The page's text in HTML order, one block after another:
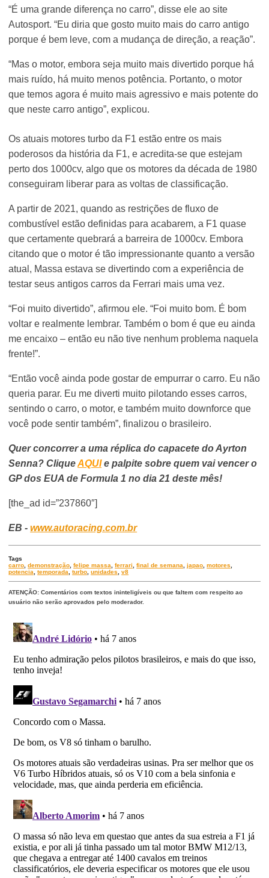
“É uma grande diferença no carro”, disse ele ao site
Autosport. “Eu diria que gosto muito mais do carro antigo
porque é bem leve, com a mudança de direção, a reação”.
“Mas o motor, embora seja muito mais divertido porque há
mais ruído, há muito menos potência. Portanto, o motor
que temos agora é muito mais agressivo e mais potente do
que neste carro antigo”, explicou.
Os atuais motores turbo da F1 estão entre os mais
poderosos da história da F1, e acredita-se que estejam
perto dos 1000cv, algo que os motores da década de 1980
conseguiram liberar para as voltas de classificação.
A partir de 2021, quando as restrições de fluxo de
combustível estão definidas para acabarem, a F1 quase
que certamente quebrará a barreira de 1000cv. Embora
citando que o motor é tão impressionante quanto a versão
atual, Massa estava se divertindo com a experiência de
testar seus antigos carros da Ferrari mais uma vez.
“Foi muito divertido”, afirmou ele. “Foi muito bom. É bom
voltar e realmente lembrar. Também o bom é que eu ainda
me encaixo – então eu não tive nenhum problema naquela
frente!”.
“Então você ainda pode gostar de empurrar o carro. Eu não
queria parar. Eu me diverti muito pilotando esses carros,
sentindo o carro, o motor, e também muito downforce que
você pode sentir também”, finalizou o brasileiro.
Quer concorrer a uma réplica do capacete do Ayrton
Senna? CliqueAQUIe palpite sobre quem vai vencer o
GP dos EUA de Formula 1 no dia 21 deste mês!
[the_ad id=”237860″]
EB -www.autoracing.com.br
Tags
carro ,demonstração ,felipe massa ,ferrari ,final de semana ,japao ,motores
potencia
,temporada ,turbo ,unidades ,v8
ATENÇÃO: Comentários com textos ininteligíveis ou que faltem com respeito ao
usuário não serão aprovados pelo moderador.